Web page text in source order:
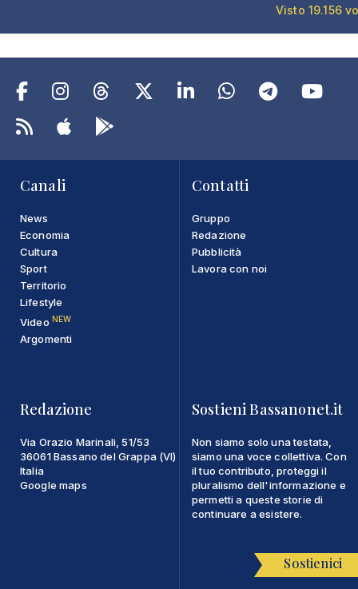
Visto 19.156
Canali
News
Economia
Cultura
Sport
Territorio
Lifestyle
Video NEW
Argomenti
Contatti
Gruppo
Redazione
Pubblicità
Lavora con noi
Redazione
Via Orazio Marinali, 51/53
36061 Bassano del Grappa (VI)
Italia
Google maps
Sostieni Bassanonet.it
Non siamo solo una testata,
siamo una voce collettiva. Con
il tuo contributo, proteggi il
pluralismo dell'informazione e
permetti a queste storie di
continuare a esistere.
Sostienici